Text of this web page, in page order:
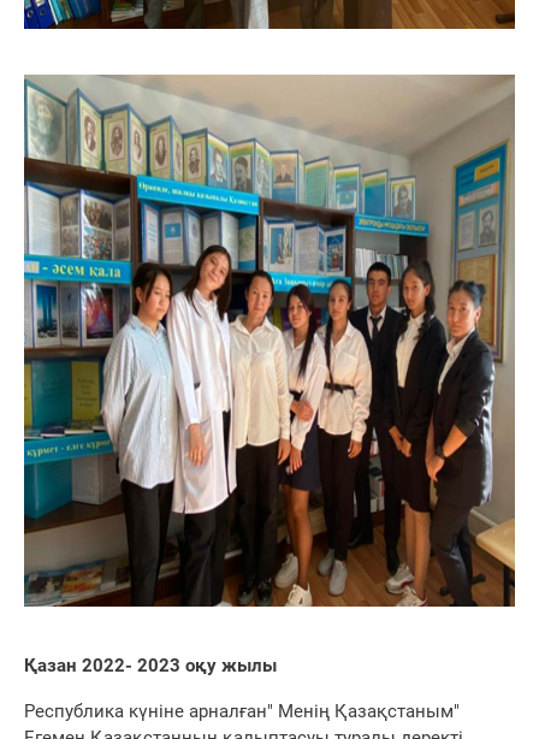
Қазан 2022- 2023 оқу жылы
Республика күніне арналған" Менің Қазақстаным"